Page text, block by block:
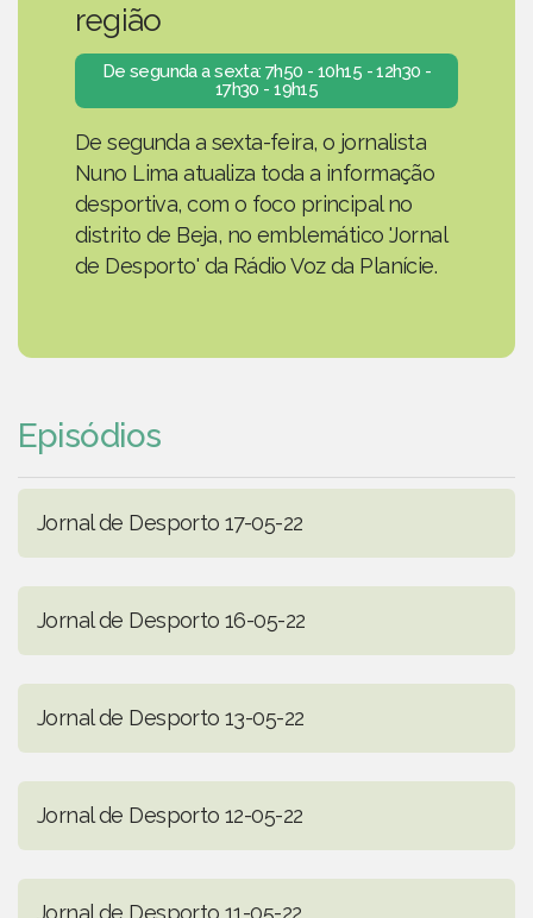
região
De segunda a sexta: 7h50 - 10h15 - 12h30 -
17h30 - 19h15
De segunda a sexta-feira, o jornalista
Nuno Lima atualiza toda a informação
desportiva, com o foco principal no
distrito de Beja, no emblemático 'Jornal
de Desporto' da Rádio Voz da Planície.
Episódios
Jornal de Desporto 17-05-22
Jornal de Desporto 16-05-22
Jornal de Desporto 13-05-22
Jornal de Desporto 12-05-22